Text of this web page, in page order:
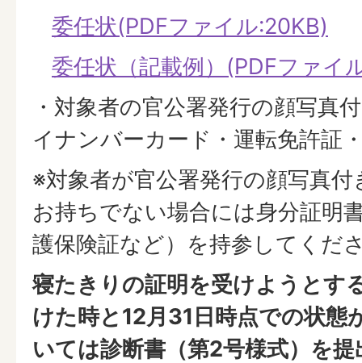
委任状(PDFファイル:20KB)
委任状（記載例）(PDFファイ
・対象者の官公署発行の顔写真
イナンバーカード・運転免許証
※対象者が官公署発行の顔写真
お持ちでない場合には身分証明
護保険証など）を持参してくだ
寝たきりの証明を受けようとす
けた時と12月31日時点での状態
いては診断書（第2号様式）を